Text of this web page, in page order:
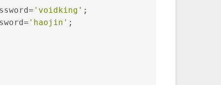
= 'voidking' ;
= 'haojin' ;